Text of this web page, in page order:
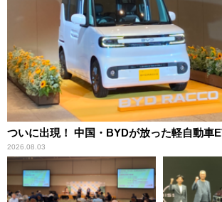
ついに出現！ 中国・BYDが放った軽自動車
2026.08.03